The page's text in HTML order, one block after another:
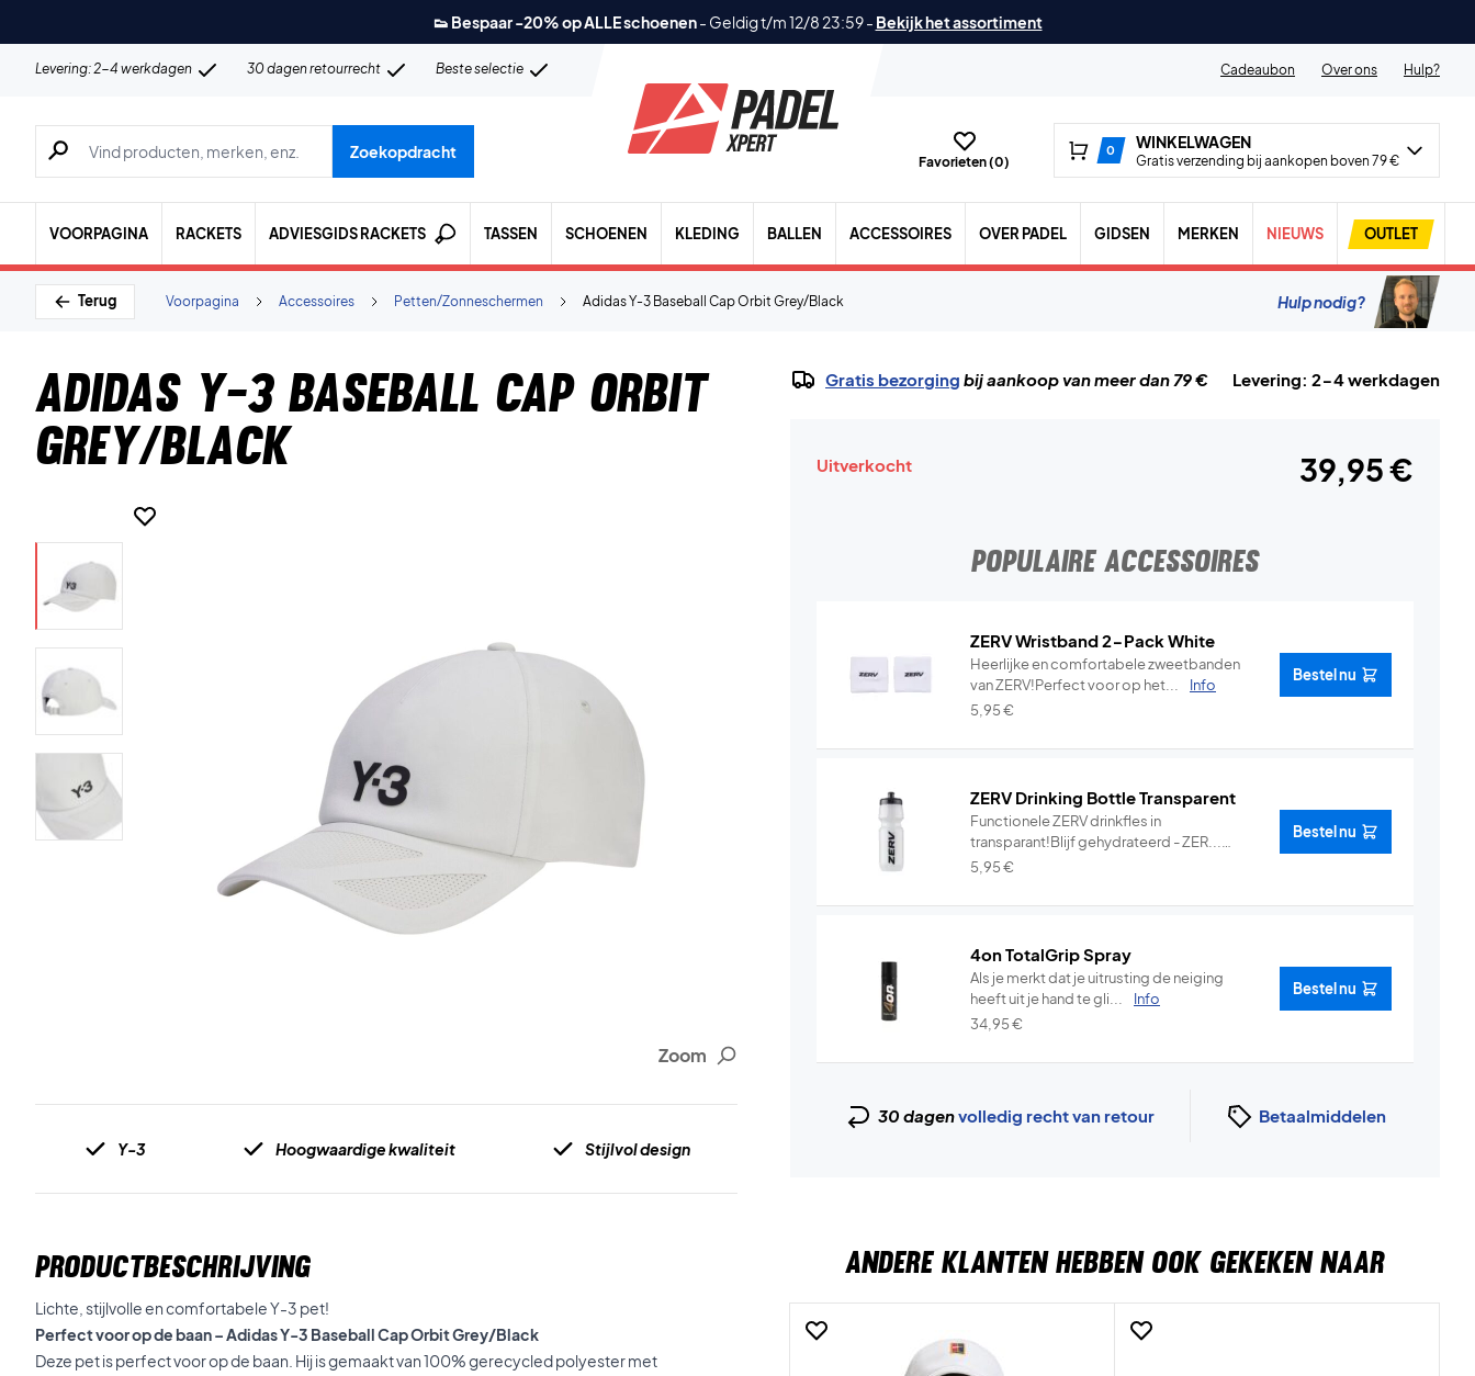
👟 Bespaar -20% op ALLE schoenen- Geldig t/m 12/8 23:59- Bekijk het assortiment
Levering: 2-4 werkdagen 30 dagen retourrecht Beste selectie Cadeaubon Over ons Hulp?
Zoeken naar producten, merken etc.
Zoekopdracht
Favorieten (0)
0 WINKELWAGEN
Gratis verzending bij aankopen boven 79 €
VOORPAGINA RACKETS ADVIESGIDS RACKETS TASSEN SCHOENEN KLEDING BALLEN ACCESSOIRES OVER PADEL GIDSEN MERKEN NIEUWS OUTLET
Terug Adidas Y-3 Baseball Cap Orbit Grey/Black
Petten/Zonneschermen
Accessoires
Voorpagina Hulp nodig?
Adidas Y-3 Baseball Cap Orbit
Grey/Black
Zoom
Y-3 Hoogwaardige kwaliteit Stijlvol design
PRODUCTBESCHRIJVING
Lichte, stijlvolle en comfortabele Y-3 pet!
Perfect voor op de baan – Adidas Y-3 Baseball Cap Orbit Grey/Black
Deze pet is perfect voor op de baan. Hij is gemaakt van 100% gerecycled polyester met
Gratis bezorging bij aankoop van meer dan 79 € Levering: 2-4 werkdagen
Uitverkocht 39,95 €
POPULAIRE ACCESSOIRES
ZERV Wristband 2-Pack White
Heerlijke en comfortabele zweetbanden
van ZERV!Perfect voor op het...
Info
5,95€
Bestel nu
ZERV Drinking Bottle Transparent
Functionele ZERV drinkfles in
transparant!Blijf gehydrateerd - ZER...
Info
5,95€
Bestel nu
4on TotalGrip Spray
Als je merkt dat je uitrusting de neiging
heeft uit je hand te gli...
Info
34,95€
Bestel nu
30 dagenvolledig recht van retour Betaalmiddelen
ANDERE KLANTEN HEBBEN OOK GEKEKEN NAAR